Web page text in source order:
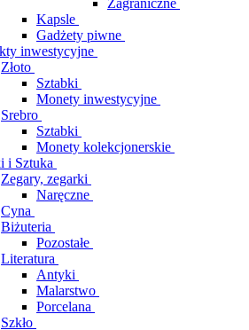
Zagraniczne
Kapsle
Gadżety piwne
inwestycyjne
Złoto
Sztabki
Monety inwestycyjne
Srebro
Sztabki
Monety kolekcjonerskie
i Sztuka
Zegary, zegarki
Naręczne
Cyna
Biżuteria
Pozostałe
Literatura
Antyki
Malarstwo
Porcelana
Szkło